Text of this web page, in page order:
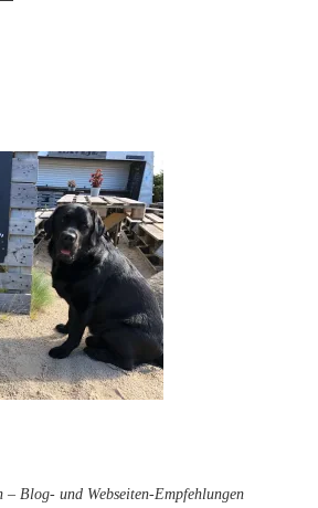
– Blog- und Webseiten-Empfehlungen